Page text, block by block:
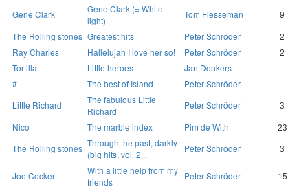
Gene Clark
Gene Clark (= White
light)
Tom Flesseman
9
The Rolling stones Greatest hits Peter Schröder
2
Ray Charles
Hallelujah I love her so! Peter Schröder
2
Tortilla
Little heroes
Jan Donkers
#
The best of Island
Peter Schröder
Little Richard
The fabulous Little
Richard
Peter Schröder
3
Nico
The marble index Pim de With
23
The Rolling stones Through the past, darkly
(big hits, vol. 2...
Peter Schröder 3
Joe Cocker
With a little help from my
friends
Peter Schröder 15